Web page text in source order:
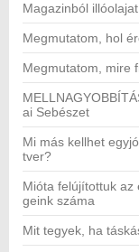
Magazinból
Megmutatom, hol
Megmutatom, mire
ai Sebészet
Mi más kellhet
tver?
Mióta felújítottuk az
geink száma
Mit tegyek, ha